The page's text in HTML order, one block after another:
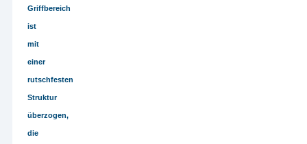
Griffbereich
ist
mit
einer
rutschfesten
Struktur
überzogen,
die